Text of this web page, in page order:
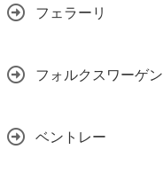
フェラーリ
フォルクスワーゲン
ベントレー